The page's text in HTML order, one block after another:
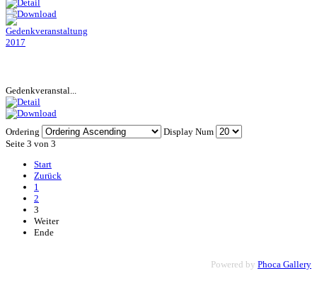
Gedenkveranstal...
Ordering
Display Num
Seite 3 von 3
Start
Zurück
1
2
3
Weiter
Ende
Powered by Phoca Gallery